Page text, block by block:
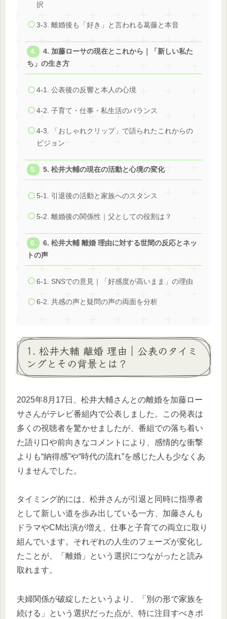
択
3-3. 離婚後も「好き」と言われる葛藤と本音
4. 加藤ローサの現在とこれから｜「新しい私た
ち」の生き方
4-1. 公表後の反響と本人の心境
4-2. 子育て・仕事・私生活のバランス
4-3. 「おしゃれクリップ」で語られたこれからの
ビジョン
5. 松井大輔の現在の活動と心境の変化
5-1. 引退後の活動と家族へのスタンス
5-2. 離婚後の関係性｜父としての役割は？
6. 松井大輔 離婚 理由に対する世間の反応とネッ
トの声
6-1. SNSでの意見｜「好感度が高いまま」の理由
6-2. 共感の声と疑問の声の両面を分析
1. 松井大輔 離婚 理由｜公表のタイミ
ングとその背景とは？
2025年8月17日、松井大輔さんとの離婚を加藤ロー
サさんがテレビ番組内で公表しました。この発表は
多くの視聴者を驚かせましたが、番組での落ち着い
た語り口や前向きなコメントにより、感情的な衝撃
よりも“納得感”や“時代の流れ”を感じた人も少なくあ
りませんでした。
タイミング的には、松井さんが引退と同時に指導者
として新しい道を歩み出している一方、加藤さんも
ドラマやCM出演が増え、仕事と子育ての両立に取り
組んでいます。それぞれの人生のフェーズが変化し
たことが、「離婚」という選択につながったと読み
取れます。
夫婦関係が破綻したというより、「別の形で家族を
続ける」という選択だった点が、特に注目すべきポ